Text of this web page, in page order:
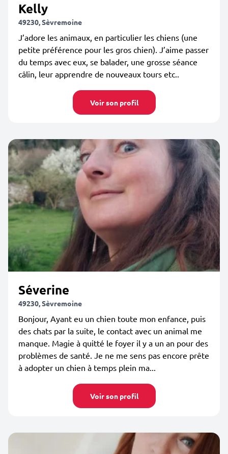
Kelly
49230, Sèvremoine
J’adore les animaux, en particulier les chiens (une
petite préférence pour les gros chien). J’aime passer
du temps avec eux, se balader, une grosse séance
câlin, leur apprendre de nouveaux tours etc..
Voir son profil
Séverine
49230, Sèvremoine
Bonjour, Ayant eu un chien toute mon enfance, puis
des chats par la suite, le contact avec un animal me
manque. Magie à quitté le foyer il y a un an pour des
problèmes de santé. Je ne me sens pas encore prête
à adopter un chien à temps plein ma...
Voir son profil